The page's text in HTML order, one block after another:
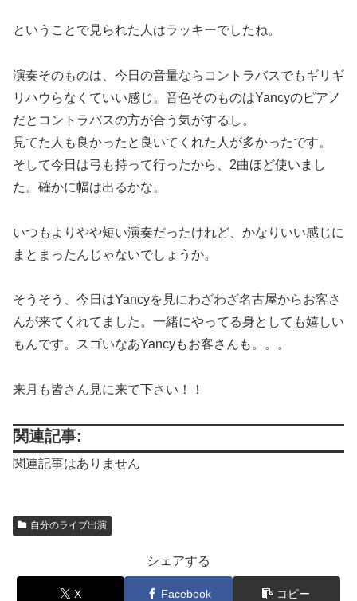
ということで見られた人はラッキーでしたね。
演奏そのものは、今日の音量ならコントラバスでもギリギ
リハウらなくていい感じ。音色そのものはYancyのピアノ
だとコントラバスの方が合う気がするし。
見てた人も良かったと良いてくれた人が多かったです。
そして今日は弓も持って行ったから、2曲ほど使いまし
た。確かに幅は出るかな。
いつもよりやや短い演奏だったけれど、かなりいい感じに
まとまったんじゃないでしょうか。
そうそう、今日はYancyを見にわざわざ名古屋からお客さ
んが来てくれてました。一緒にやってる身としても嬉しい
もんです。スゴいなあYancyもお客さんも。。。
来月も皆さん見に来て下さい！！
関連記事:
関連記事はありません
自分のライブ出演
シェアする
X Facebook コピー